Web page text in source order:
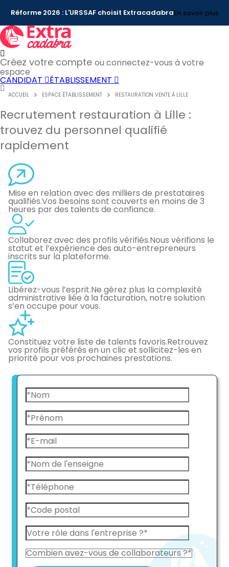
Réforme 2026 : L'URSSAF choisit ExtracadabraEn savoir plus
Créez votre compte ou connectez-vous à votre
espace
CANDIDAT ÉTABLISSEMENT
ACCUEIL ESPACE ÉTABLISSEMENT RESTAURATION VENTE À LILLE
Recrutement restauration à Lille :
trouvez du personnel qualifié
rapidement
Mise en relation avec des milliers de prestataires
qualifiés.Vos besoins sont couverts en moins de 3
heures par des talents de confiance.
Collaborez avec des profils vérifiés.Nous vérifions le
statut et l’expérience des auto-entrepreneurs
inscrits sur la plateforme.
Libérez-vous l’esprit.Ne gérez plus la complexité
administrative liée à la facturation, notre solution
s’en occupe pour vous.
Constituez votre liste de talents favoris.Retrouvez
vos profils préférés en un clic et sollicitez-les en
priorité pour vos prochaines prestations.